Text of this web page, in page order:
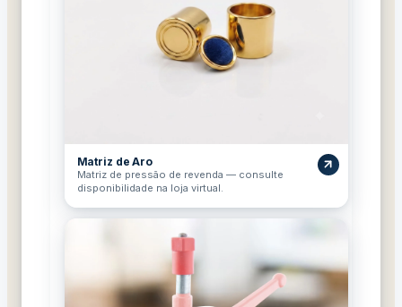
Matriz de Aro
Matriz de pressão de revenda — consulte
disponibilidade na loja virtual.